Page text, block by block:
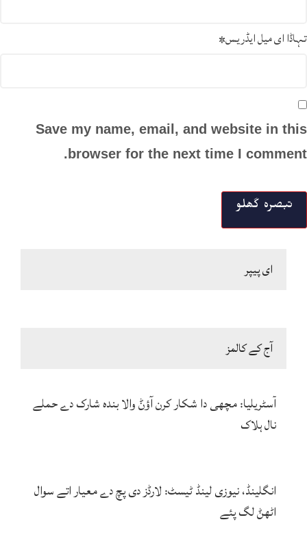
تہاڈا ای میل ایڈریس*
Save my name, email, and website in this
browser for the next time I comment.
ای پیپر
آج کے کالمز
آسٹریلیا: مچھی دا شکار کرن آؤݨ والا بندہ شارک دے حملے
نال ہلاک
انگلینڈ، نیوزی لینڈ ٹیسٹ: لارڈز دی پچ دے معیار اتے سوال
اٹھݨ لگ پئے